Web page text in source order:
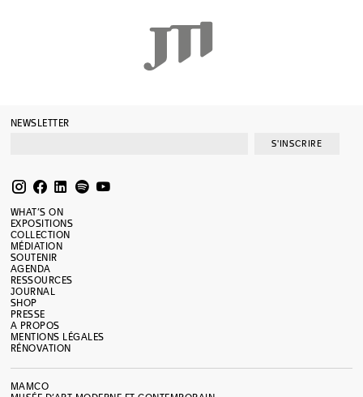
NEWSLETTER
S'INSCRIRE
WHAT’S ON
EXPOSITIONS
COLLECTION
MÉDIATION
SOUTENIR
AGENDA
RESSOURCES
JOURNAL
SHOP
PRESSE
A PROPOS
MENTIONS LÉGALES
RÉNOVATION
MAMCO